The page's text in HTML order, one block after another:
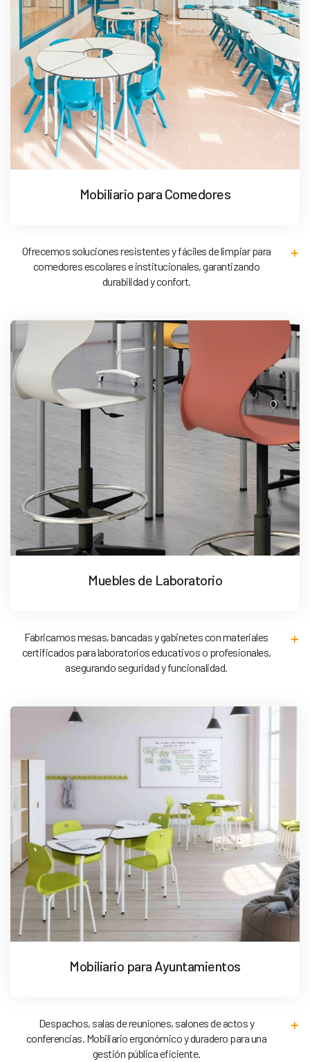
Mobiliario para Comedores
Ofrecemos soluciones resistentes y fáciles de limpiar para
comedores escolares e institucionales, garantizando
durabilidad y confort.
Muebles de Laboratorio
Fabricamos mesas, bancadas y gabinetes con materiales
certificados para laboratorios educativos o profesionales,
asegurando seguridad y funcionalidad.
Mobiliario para Ayuntamientos
Despachos, salas de reuniones, salones de actos y
conferencias. Mobiliario ergonómico y duradero para una
gestión pública eficiente.